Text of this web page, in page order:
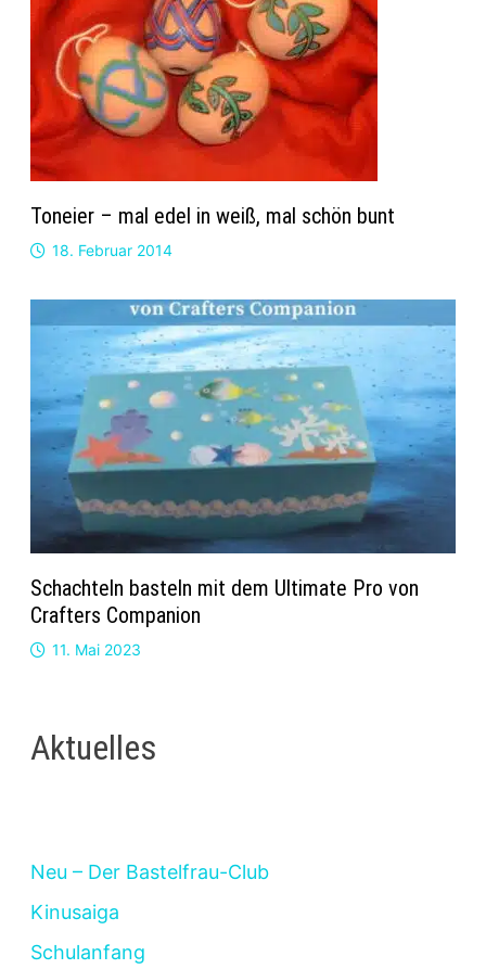
Toneier – mal edel in weiß, mal schön bunt
18. Februar 2014
Schachteln basteln mit dem Ultimate Pro von
Crafters Companion
11. Mai 2023
Aktuelles
Neu – Der Bastelfrau-Club
Kinusaiga
Schulanfang